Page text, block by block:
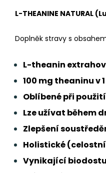
L-THEANINE NATURAL
Doplněk stravy s
L-theanin
100 mg theaninu v
Oblíbené při
Lze užívat během
Zlepšení
Holistické
Vynikající